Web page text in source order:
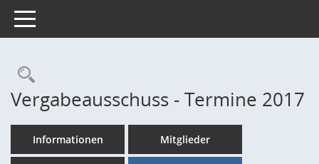
Toggle navigation
Rechercheauswahl
Vergabeausschuss - Termine 2017
Informationen Mitglieder